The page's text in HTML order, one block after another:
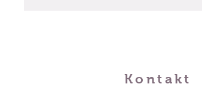
Kontakt